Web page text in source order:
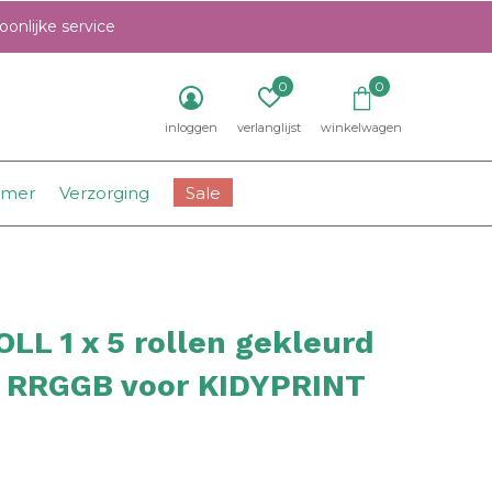
Verzorging Sale
inloggen verlanglijst
0
winkelwagen
0
service
1 x 5 rollen gekleurd
voor KIDYPRINT